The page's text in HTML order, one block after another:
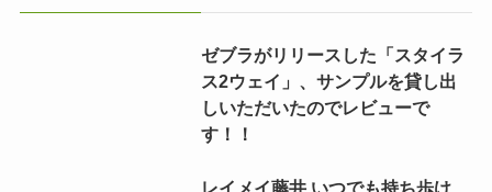
ゼブラがリリースした「スタイラ
ス2ウェイ」、サンプルを貸し出
しいただいたのでレビューで
す！！
レイメイ藤井 いつでも持ち歩け